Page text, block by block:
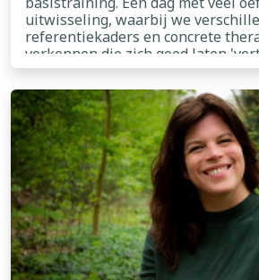
uitwisseling, waarbij we
referentiekaders en concrete
verkennen die zich goed laten
buiten. Het is een feest om op
weer nieuwe buiten-collega's te
Sinds 2019 werk ik als GZ
loondienst en ben ik daarnaast
Vogelboom gestart. Vanuit deze
therapie, ouderbegeleiding,
onderwijs aan volwassenen.
waar alles voor mij met meer
tot zijn natuurlijk-recht komt.